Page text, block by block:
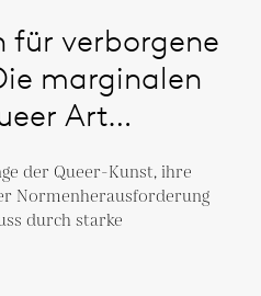
verborgene
marginalen
Art
der Queer-Kunst, ihre
Normenherausforderung
durch starke